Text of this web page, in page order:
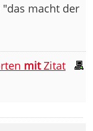
macht der
mitZitat